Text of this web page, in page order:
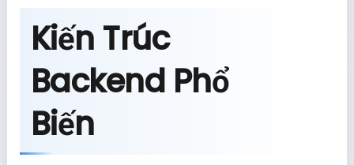
Kiến Trúc
Backend Phổ
Biến